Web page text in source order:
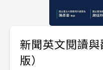
新聞英文閱讀
版）